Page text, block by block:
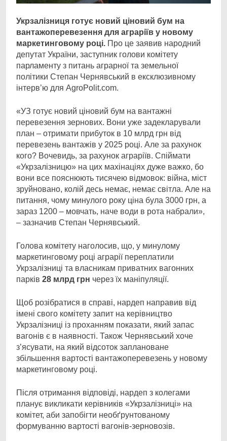
Укрзалізниця готує новий ціновий бум на
вантажоперевезення для аграріїв у новому
маркетинговому році. Про це заявив народний
депутат України, заступник голови комітету
парламенту з питань аграрної та земельної
політики Cтепан Чернявський в ексклюзивному
інтерв’ю для AgroPolit.com.
«УЗ готує новий ціновий бум на вантажні
перевезення зернових. Вони уже задекларували
план – отримати прибуток в 10 млрд грн від
перевезень вантажів у 2025 році. Але за рахунок
кого? Вочевидь, за рахунок аграріїв. Спіймати
«Укрзалізницю» на цих махінаціях дуже важко, бо
вони все пояснюють тисячею відмовок: війна, міст
зруйновано, колій десь немає, немає світла. Але на
питання, чому минулого року ціна була 3000 грн, а
зараз 1200 – мовчать, наче води в рота набрали»,
– зазначив Cтепан Чернявський.
Голова комітету наголосив, що, у минулому
маркетинговому році аграрії переплатили
Укрзалізниці та власникам приватних вагонних
парків 28 млрд грн через їх маніпуляції.
Щоб розібратися в справі, нардеп направив від
імені свого комітету запит на керівництво
Укрзалізниці із проханням показати, який запас
вагонів є в наявності. Також Чернявський хоче
з’ясувати, на який відсоток заплановане
збільшення вартості вантажоперевезень у новому
маркетинговому році.
Після отримання відповіді, нардеп з колегами
планує викликати керівників «Укрзалізниці» на
комітет, аби запобігти необґрунтованому
формуванню вартості вагонів-зерновозів.